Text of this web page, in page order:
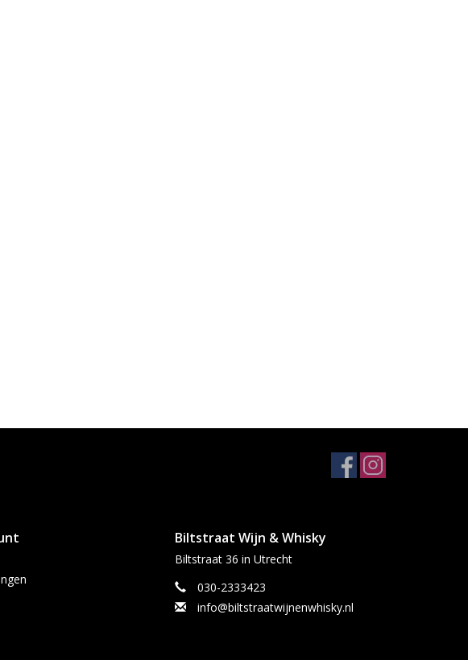
Biltstraat Wijn & Whisky
Biltstraat 36 in Utrecht
030-2333423
info@biltstraatwijnenwhisky.nl